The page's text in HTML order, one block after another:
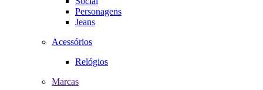
Personagens
Jeans
Acessórios
Relógios
Marcas